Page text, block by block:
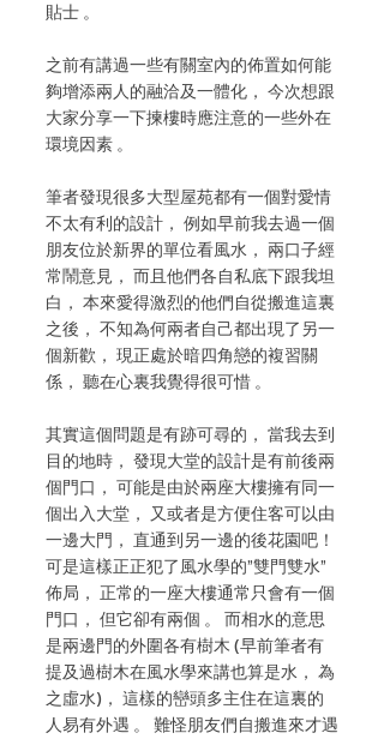
貼士 。
之前有講過一些有關室內的佈置如何能
夠增添兩人的融洽及一體化， 今次想跟
大家分享一下揀樓時應注意的一些外在
環境因素 。
筆者發現很多大型屋苑都有一個對愛情
不太有利的設計， 例如早前我去過一個
朋友位於新界的單位看風水， 兩口子經
常鬧意見， 而且他們各自私底下跟我坦
白， 本來愛得激烈的他們自從搬進這裏
之後， 不知為何兩者自己都出現了另一
個新歡， 現正處於暗四角戀的複習關
係， 聽在心裏我覺得很可惜 。
其實這個問題是有跡可尋的， 當我去到
目的地時， 發現大堂的設計是有前後兩
個門口， 可能是由於兩座大樓擁有同一
個出入大堂， 又或者是方便住客可以由
一邊大門， 直通到另一邊的後花園吧！
可是這樣正正犯了風水學的”雙門雙水”
佈局， 正常的一座大樓通常只會有一個
門口， 但它卻有兩個 。 而相水的意思
是兩邊門的外圍各有樹木 (早前筆者有
提及過樹木在風水學來講也算是水， 為
之虛水)， 這樣的巒頭多主住在這裏的
人易有外遇 。 難怪朋友們自搬進來才遇